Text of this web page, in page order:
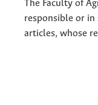
The Faculty of
responsible or
articles, whose